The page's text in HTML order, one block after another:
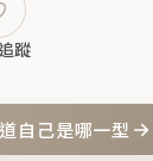
蹤
自己是哪一型